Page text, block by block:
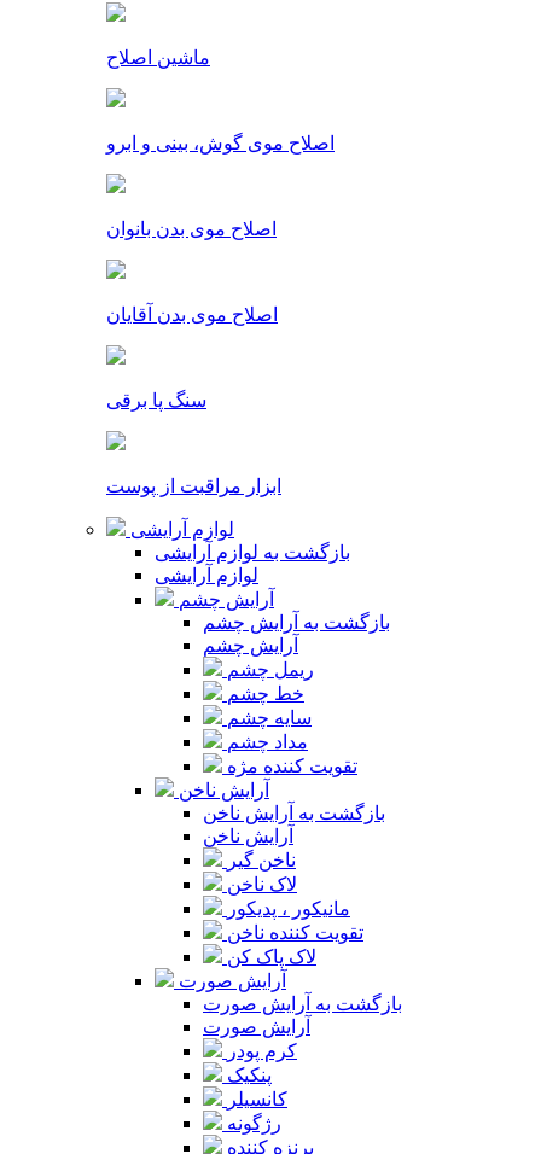
ماشین اصلاح
اصلاح موی گوش، بینی و ابرو
اصلاح موی بدن بانوان
اصلاح موی بدن آقایان
سنگ پا برقی
ابزار مراقبت از پوست
لوازم آرایشی
بازگشت به لوازم آرایشی
لوازم آرایشی
آرایش چشم
بازگشت به آرایش چشم
آرایش چشم
ریمل چشم
خط چشم
سایه چشم
مداد چشم
تقویت کننده مژه
آرایش ناخن
بازگشت به آرایش ناخن
آرایش ناخن
ناخن گیر
لاک ناخن
مانیکور ، پدیکور
تقویت کننده ناخن
لاک پاک کن
آرایش صورت
بازگشت به آرایش صورت
آرایش صورت
کرم پودر
پنکیک
کانسیلر
رژگونه
برنزه کننده